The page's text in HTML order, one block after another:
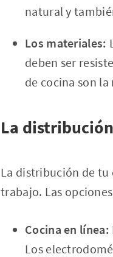
natural y
Los materiales:
deben ser
de cocina son
La
La distribución de
trabajo. Las
Cocina en línea:
Los